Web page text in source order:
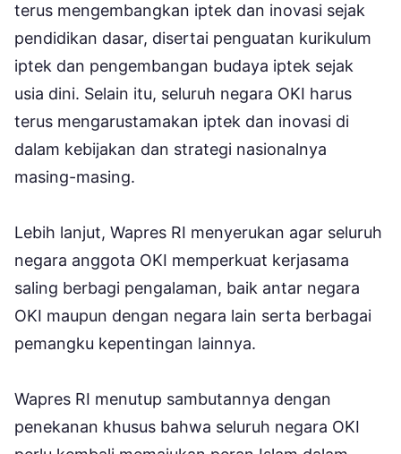
terus mengembangkan iptek dan inovasi sejak
pendidikan dasar, disertai penguatan kurikulum
iptek dan pengembangan budaya iptek sejak
usia dini. Selain itu, seluruh negara OKI harus
terus mengarustamakan iptek dan inovasi di
dalam kebijakan dan strategi nasionalnya
masing-masing.
Lebih lanjut, Wapres RI menyerukan agar seluruh
negara anggota OKI memperkuat kerjasama
saling berbagi pengalaman, baik antar negara
OKI maupun dengan negara lain serta berbagai
pemangku kepentingan lainnya.
Wapres RI menutup sambutannya dengan
penekanan khusus bahwa seluruh negara OKI